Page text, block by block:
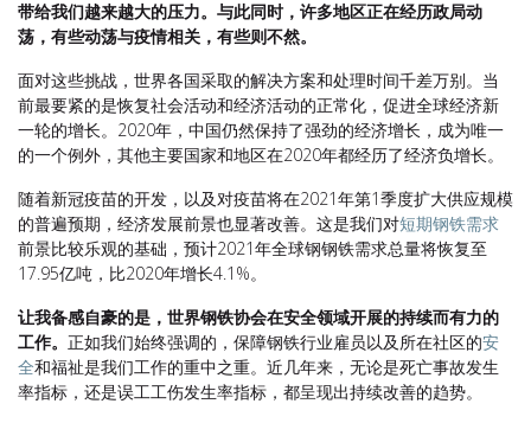
带给我们越来越大的压力。与此同时，许多地区正在经历政局动
荡，有些动荡与疫情相关，有些则不然。
面对这些挑战，世界各国采取的解决方案和处理时间千差万别。当
前最要紧的是恢复社会活动和经济活动的正常化，促进全球经济新
一轮的增长。2020年，中国仍然保持了强劲的经济增长，成为唯一
的一个例外，其他主要国家和地区在2020年都经历了经济负增长。
随着新冠疫苗的开发，以及对疫苗将在2021年第1季度扩大供应规模
的普遍预期，经济发展前景也显著改善。这是我们对短期钢铁需求
前景比较乐观的基础，预计2021年全球钢钢铁需求总量将恢复至
17.95亿吨，比2020年增长4.1%。
让我备感自豪的是，世界钢铁协会在安全领域开展的持续而有力的
工作。 正如我们始终强调的，保障钢铁行业雇员以及所在社区的安
全和福祉是我们工作的重中之重。近几年来，无论是死亡事故发生
率指标，还是误工工伤发生率指标，都呈现出持续改善的趋势。